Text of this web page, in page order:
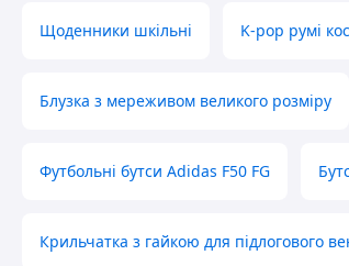
Щоденники шкільні K-pop румі
Блузка з мереживом великого розміру
Футбольні бутси Adidas F50 FG
Крильчатка з гайкою для підлогового